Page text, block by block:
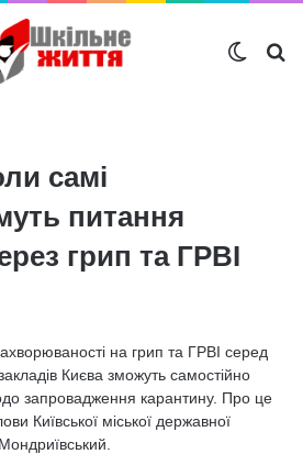
самі
питання
грип та ГРВІ
на грип та ГРВІ серед
закладів Києва зможуть самостійно
запровадження карантину. Про це
Київської міської державної